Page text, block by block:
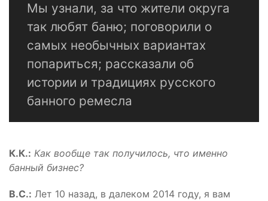
Мы узнали, за что жители округа
так любят баню; поговорили о
самых необычных вариантах
попариться; рассказали об
истории и традициях русского
банного ремесла
К.К.: Как вообще так получилось, что именно
банный бизнес?
В.С.: Лет 10 назад, в далеком 2014 году, я вам